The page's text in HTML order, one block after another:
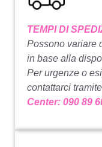
TEMPI DI
Possono variare
in base alla
Per urgenze o
contattarci tramite
Center: 090 89